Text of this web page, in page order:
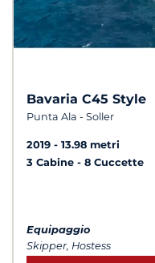
Bavaria C45 Style
Punta Ala - Soller
2019
13.98 metri
3 Cabine
8 Cuccette
Equipaggio
Skipper, Hostess